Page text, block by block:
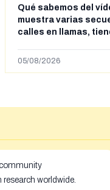
Qué sabemos del
muestra varias
calles en llamas,
supuestamente en
05/08/2026
worldwide.